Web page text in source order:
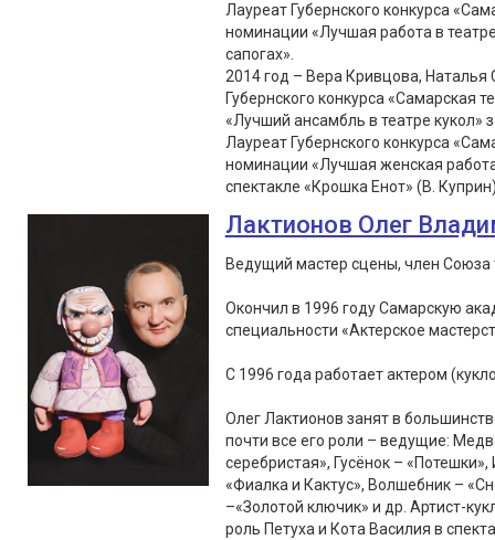
Лауреат Губернского конкурса
номинации «Лучшая работа в
сапогах».
2014 год – Вера Кривцова,
Губернского конкурса «Самарская
«Лучший ансамбль в театре кукол»
Лауреат Губернского конкурса
номинации «Лучшая женская
спектакле «Крошка Енот» (В.
Лактионов Олег
Ведущий мастер сцены, член Союза
Окончил в 1996 году Самарскую
специальности «Актерское
С 1996 года работает актером
Олег Лактионов занят в
почти все его роли – ведущие:
серебристая», Гусёнок –
«Фиалка и Кактус», Волшебник –
–«Золотой ключик» и др. Артист-
роль Петуха и Кота Василия в